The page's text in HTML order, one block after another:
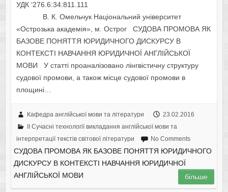
УДК ‘276.6:34:811.111
В. К. Омельчук Національний університет
«Острозька академія», м. Острог СУДОВА ПРОМОВА ЯК
БАЗОВЕ ПОНЯТТЯ ЮРИДИЧНОГО ДИСКУРСУ В
КОНТЕКСТІ НАВЧАННЯ ЮРИДИЧНОЇ АНГЛІЙСЬКОЇ
МОВИ У статті проаналізовано лінгвістичну структуру
судової промови, а також місце судової промови в
площині…
Кафедра англійської мови та літератури
23.02.2016
II Cучасні технології викладання англійської мови та
інтерпретації текстів світової літератури
No Comments
СУДОВА ПРОМОВА ЯК БАЗОВЕ ПОНЯТТЯ ЮРИДИЧНОГО
ДИСКУРСУ В КОНТЕКСТІ НАВЧАННЯ ЮРИДИЧНОЇ
АНГЛІЙСЬКОЇ МОВИ
більше